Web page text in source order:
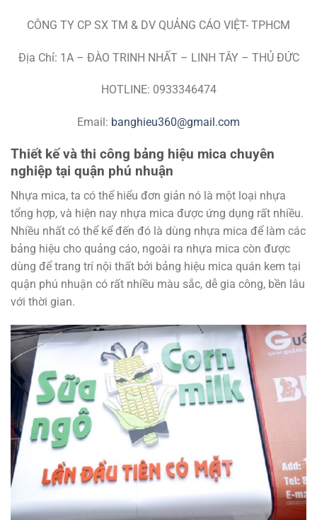
CÔNG TY CP SX TM & DV QUẢNG CÁO VIỆT- TPHCM
Địa Chỉ: 1A – ĐÀO TRINH NHẤT – LINH TÂY – THỦ ĐỨC
HOTLINE: 0933346474
Email: banghieu360@gmail.com
Thiết kế và thi công bảng hiệu mica chuyên
nghiệp tại quận phú nhuận
Nhựa mica, ta có thể hiểu đơn giản nó là một loại nhựa
tổng hợp, và hiện nay nhựa mica được ứng dụng rất nhiều.
Nhiều nhất có thể kể đến đó là dùng nhựa mica để làm các
bảng hiệu cho quảng cáo, ngoài ra nhựa mica còn được
dùng để trang trí nội thất bởi bảng hiệu mica quán kem tại
quận phú nhuận có rất nhiều màu sắc, dễ gia công, bền lâu
với thời gian.